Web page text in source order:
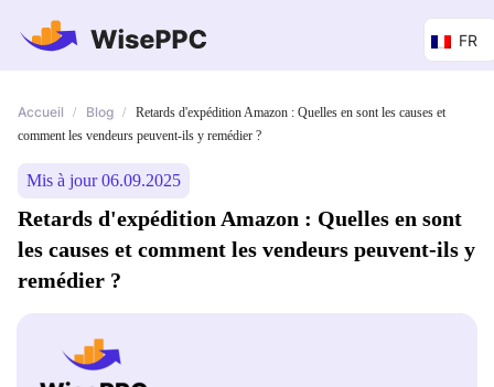
FR
Accueil / Blog /
Retards d'expédition Amazon : Quelles en sont les causes et
comment les vendeurs peuvent-ils y remédier ?
Mis à jour 06.09.2025
Retards d'expédition Amazon : Quelles en sont
les causes et comment les vendeurs peuvent-ils y
remédier ?